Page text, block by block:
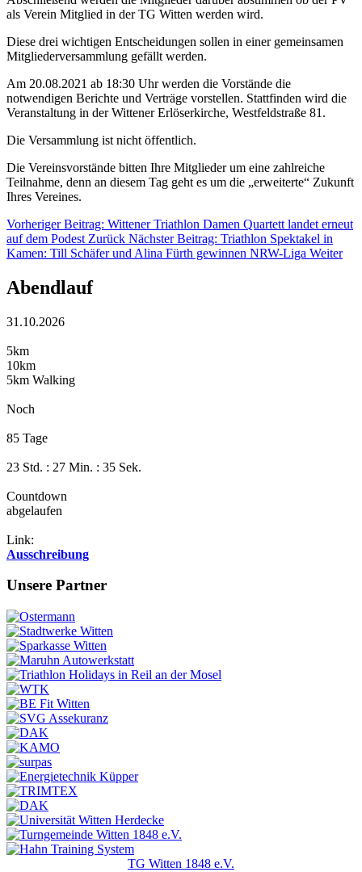
als Verein Mitglied in der TG Witten werden wird.
Diese drei wichtigen Entscheidungen sollen in einer gemeinsamen
Mitgliederversammlung gefällt werden.
Am 20.08.2021 ab 18:30 Uhr werden die Vorstände die
notwendigen Berichte und Verträge vorstellen. Stattfinden wird die
Veranstaltung in der Wittener Erlöserkirche, Westfeldstraße 81.
Die Versammlung ist nicht öffentlich.
Die Vereinsvorstände bitten Ihre Mitglieder um eine zahlreiche
Teilnahme, denn an diesem Tag geht es um die „erweiterte“ Zukunft
Ihres Vereines.
Vorheriger Beitrag: Wittener Triathlon Damen Quartett landet erneut
auf dem Podest Zurück Nächster Beitrag: Triathlon Spektakel in
Kamen: Till Schäfer und Alina Fürth gewinnen NRW-Liga Weiter
Abendlauf
31.10.2026
5km
10km
5km Walking
Noch
85 Tage
23 Std. : 27 Min. : 34 Sek.
Countdown
abgelaufen
Link:
Ausschreibung
Unsere Partner
TG Witten 1848 e.V.